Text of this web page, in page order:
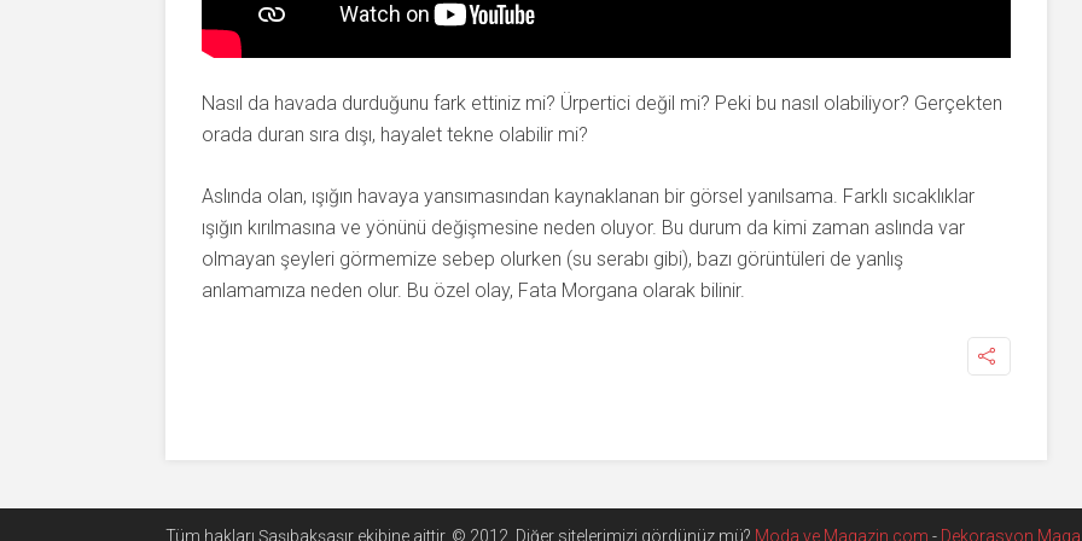
Nasıl da havada durduğunu fark ettiniz mi? Ürpertici değil mi? Peki bu nasıl olabiliyor? Gerçekten
orada duran sıra dışı, hayalet tekne olabilir mi?
Aslında olan, ışığın havaya yansımasından kaynaklanan bir görsel yanılsama. Farklı sıcaklıklar
ışığın kırılmasına ve yönünü değişmesine neden oluyor. Bu durum da kimi zaman aslında var
olmayan şeyleri görmemize sebep olurken (su serabı gibi), bazı görüntüleri de yanlış
anlamamıza neden olur. Bu özel olay, Fata Morgana olarak bilinir.
Tüm hakları Şaşıbakşaşır ekibine aittir. © 2012. Diğer sitelerimizi gördünüz mü? Moda ve Magazin.com - Dekorasyon